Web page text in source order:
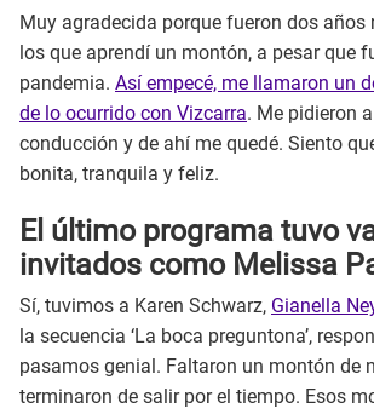
Muy agradecida porque fueron dos años
los que aprendí un montón, a pesar que
pandemia. Así empecé, me llamaron un
de lo ocurrido con Vizcarra. Me pidieron
conducción y de ahí me quedé. Siento
bonita, tranquila y feliz.
El último programa tuvo
invitados como Melissa
Sí, tuvimos a Karen Schwarz, Gianella
la secuencia ‘La boca preguntona’,
pasamos genial. Faltaron un montón de
terminaron de salir por el tiempo. Esos